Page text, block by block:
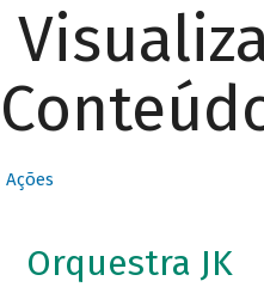
Ações
Orquestra JK